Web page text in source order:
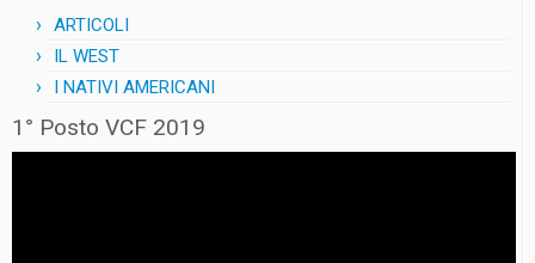
ARTICOLI
IL WEST
I NATIVI AMERICANI
1° Posto VCF 2019